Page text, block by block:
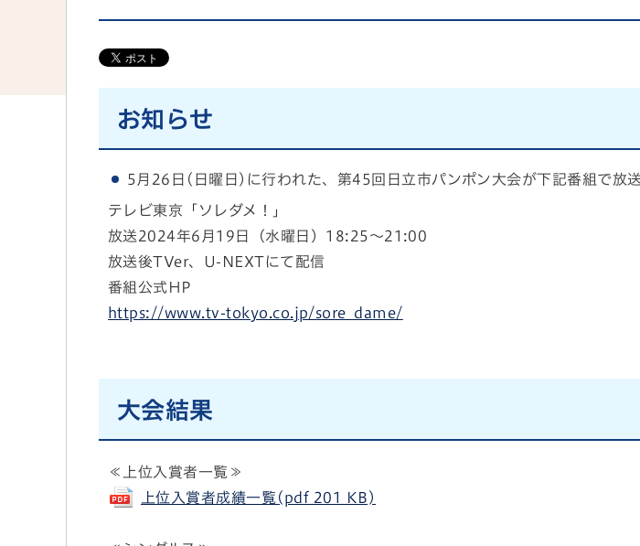
お知らせ
5月26日(日曜日)に行われた、第45回日立市パンポン大会が下記番組で放送
テレビ東京「ソレダメ！」
放送2024年6月19日（水曜日）18:25～21:00
放送後TVer、U-NEXTにて配信
番組公式HP
https://www.tv-tokyo.co.jp/sore_dame/
大会結果
≪上位入賞者一覧≫
上位入賞者成績一覧(pdf 201 KB)